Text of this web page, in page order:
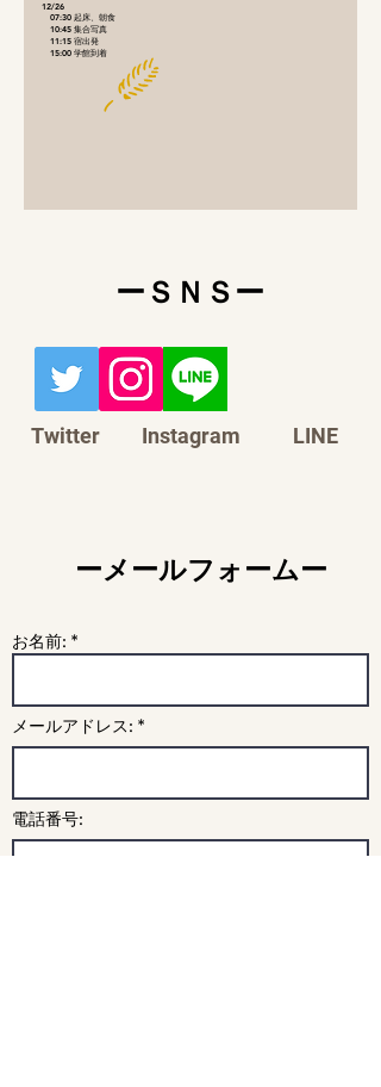
12/26
07:30 起床、朝食
10:45 集合写真
11:15 宿出発
​ 15:00 学館到着
​ーＳＮＳー
Twitter Instagram LINE
​ーメールフォームー
お名前: *
メールアドレス: *
電話番号: